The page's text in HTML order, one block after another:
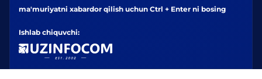
ma'muriyatni xabardor qilish uchun Ctrl + Enter ni bosing
Ishlab chiquvchi: